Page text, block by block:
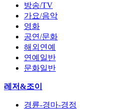
방송/TV
가요/음악
영화
공연/문화
해외연예
연예일반
문화일반
레저&조이
경륜-경마-경정